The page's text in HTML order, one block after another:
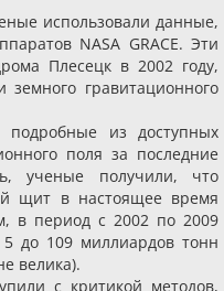
использовали данные,
NASA GRACE. Эти
Плесецк в 2002 году,
гравитационного
из доступных
поля за последние
ученые получили, что
щит в настоящее время
в период с 2002 по 2009
до 109 миллиардов тонн
велика).
с критикой методов,